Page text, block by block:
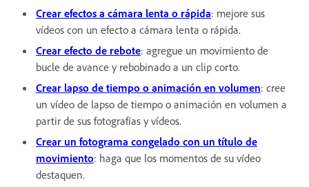
Crear efectos a cámara lenta o rápida: mejore sus
vídeos con un efecto a cámara lenta o rápida.
Crear efecto de rebote: agregue un movimiento de
bucle de avance y rebobinado a un clip corto.
Crear lapso de tiempo o animación en volumen: cree
un vídeo de lapso de tiempo o animación en volumen a
partir de sus fotografías y vídeos.
Crear un fotograma congelado con un título de
movimiento: haga que los momentos de su vídeo
destaquen.